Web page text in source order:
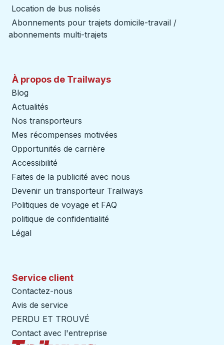
Location de bus nolisés
Abonnements pour trajets domicile-travail /
abonnements multi-trajets
À propos de Trailways
Blog
Actualités
Nos transporteurs
Mes récompenses motivées
Opportunités de carrière
Accessibilité
Faites de la publicité avec nous
Devenir un transporteur Trailways
Politiques de voyage et FAQ
politique de confidentialité
Légal
Service client
Contactez-nous
Avis de service
PERDU ET TROUVÉ
Contact avec l'entreprise